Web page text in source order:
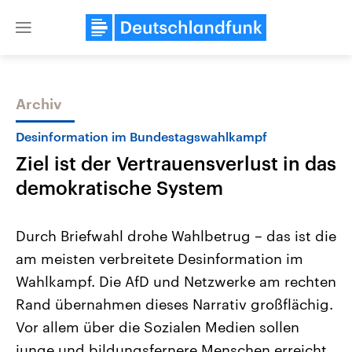
Close
Themen
Landtagswahl Sachsen-Anhalt
2026
Alle Informationen
Sachsen-Anhalt wählt am 6.
September 2026 einen neuen
Landtag. Seit 2021 wird das
Bundesland von einer Koalition aus
Aktuelle Beiträge,
Hintergründe
Wirtschaftlich und
gehören die Vereinigten
den mächtigsten Ländern
mit großem Einfluss auf
Archiv
Desinformation im Bundestagswahlkampf
Ziel ist der Vertrauensverlust in das
demokratische System
Durch Briefwahl drohe Wahlbetrug – das ist die
am meisten verbreitete Desinformation im
Wahlkampf. Die AfD und Netzwerke am rechten
Rand übernahmen dieses Narrativ großflächig.
Vor allem über die Sozialen Medien sollen